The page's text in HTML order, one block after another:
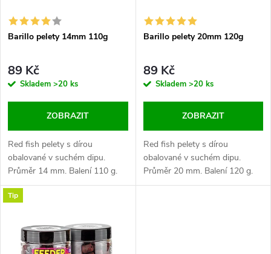
í
p
r
o
d
u
k
s
p
r
d
u
k
Barillo pelety 14mm 110g
89 Kč
Skladem >20 ks
ZOBRAZIT
Red fish pelety s dírou
obalované v suchém dipu.
Průměr 14 mm. Balení 110 g.
Několik atraktivních příchutí
Barillo pelety 20mm 120g
89 Kč
Skladem >20 ks
ZOBRAZIT
Red fish pelety s dírou
obalované v suchém dipu.
Průměr 20 mm. Balení 120 g.
Několik atraktivních příchutí
Tip